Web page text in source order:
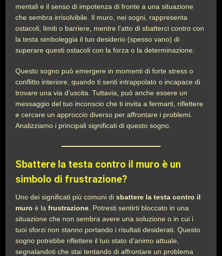
mentali e il senso di impotenza di fronte a una situazione
che sembra irrisolvibile. Il muro, nei sogni, rappresenta
ostacoli, limiti o barriere, mentre l’atto di sbatterci contro con
la testa simboleggia il tuo desiderio (spesso vano) di
superare questi ostacoli con la forza o la determinazione.
Questo sogno può emergere in momenti di forte stress o
conflitto interiore, quando ti senti intrappolato o incapace di
trovare una via d’uscita. Tuttavia, può anche essere un
messaggio del tuo inconscio che ti invita a fermarti, riflettere
e cercare un approccio diverso per affrontare i problemi.
Analizziamo i principali significati di questo sogno.
Sbattere la testa contro il muro è un
simbolo di frustrazione?
Uno dei significati più comuni disbattere la testa contro il
muro è lafrustrazione . Potresti sentirti bloccato in una
situazione che non sembra avere una soluzione o in cui i
tuoi sforzi non stanno portando i risultati desiderati. Questo
sogno potrebbe riflettere il tuo stato d’animo attuale,
segnalandoti che stai tentando di affrontare un problema